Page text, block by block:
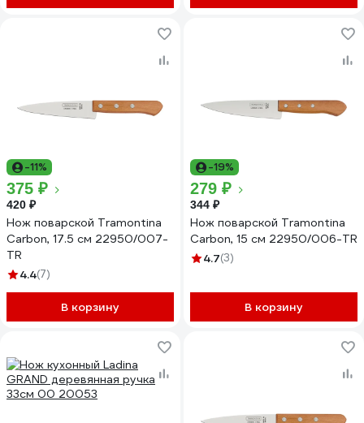
-11%
375 ₽
420 ₽
Нож поварской Tramontina
Carbon, 17.5 см 22950/007-
TR
4.4(7)
В корзину
-19%
279 ₽
344 ₽
Нож поварской Tramontina
Carbon, 15 см 22950/006-TR
4.7(3)
В корзину